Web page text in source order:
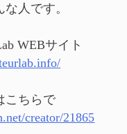
を更新
してみた
人です。
WEBサイト
こちらで
creator/21865